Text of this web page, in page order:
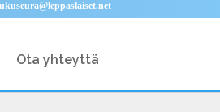
Ota yhteyttä